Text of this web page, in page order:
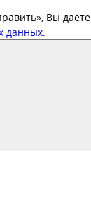
Вы даете
данных.